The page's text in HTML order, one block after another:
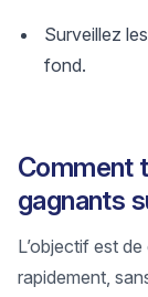
Surveillez
fond.
Comment
gagnants
L’objectif est
rapidement,